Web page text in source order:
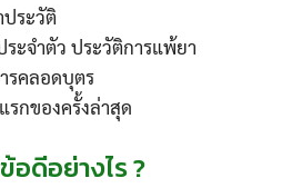
ระวัติ
ระจำตัว ประวัติการแพ้ยา
รคลอดบุตร
รกของครั้งล่าสุด
ดีอย่างไร ?